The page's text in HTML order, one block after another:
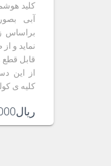
کلید
آبی
براساس
نماید و
قابل
از این
کلیه ی
ریال